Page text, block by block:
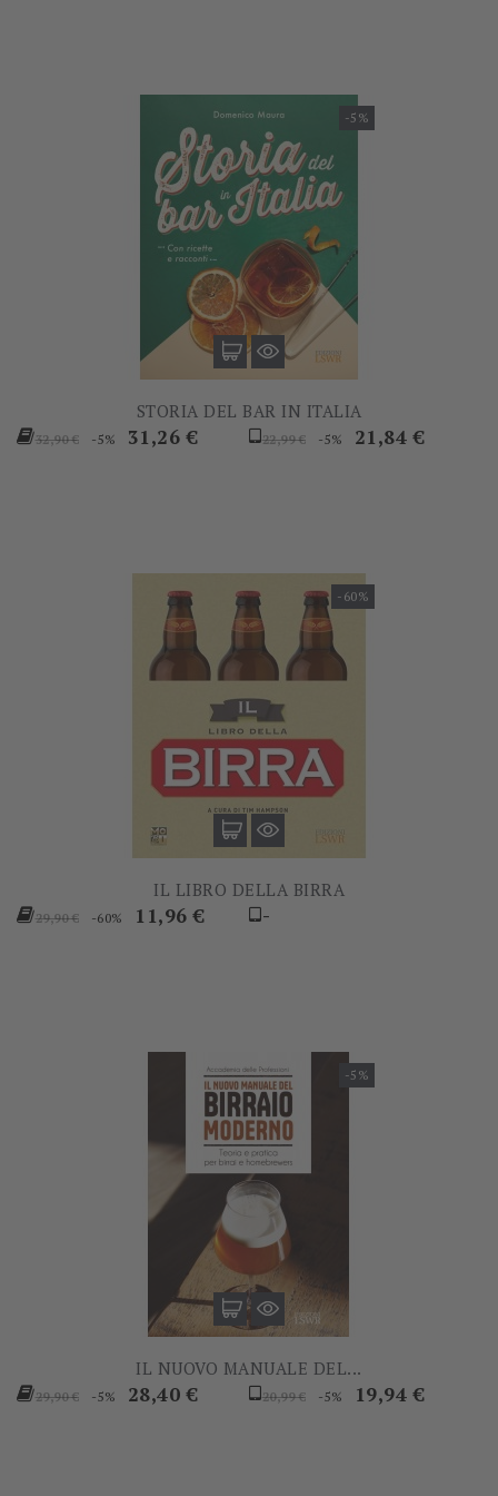
-5%
STORIA DEL BAR IN ITALIA
Prezzo
32,90 € -5% Prezzo
31,26 €
Prezzo
22,99 € -5% Prezzo
21,84 €
-60%
IL LIBRO DELLA BIRRA
Prezzo
29,90 € -60% Prezzo
11,96 € -
-5%
IL NUOVO MANUALE DEL...
Prezzo
29,90 € -5% Prezzo
28,40 €
Prezzo
20,99 € -5% Prezzo
19,94 €